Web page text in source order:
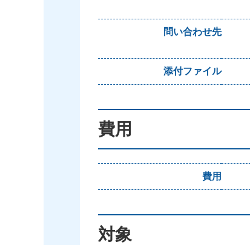
問い合わせ先
添付ファイル
費用
費用
対象